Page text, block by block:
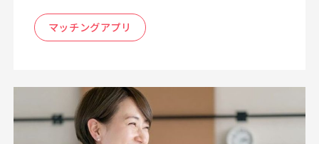
マッチングアプリ